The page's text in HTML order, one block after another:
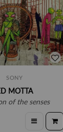
SONY
MOTTA
of the senses